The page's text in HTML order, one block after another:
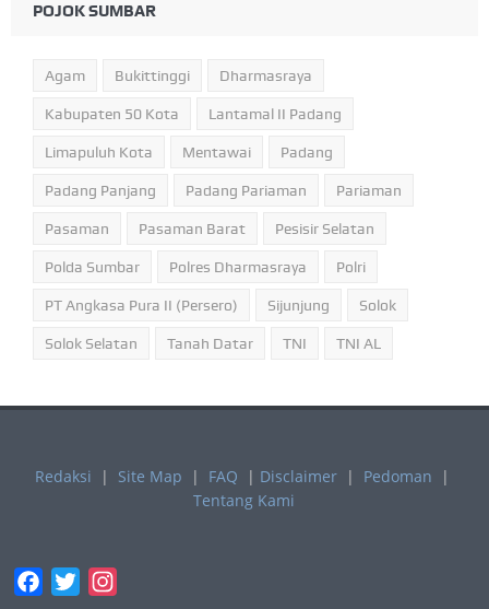
POJOK SUMBAR
Agam Bukittinggi Dharmasraya
Kabupaten 50 Kota Lantamal II Padang
Limapuluh Kota Mentawai Padang
Padang Panjang Padang Pariaman Pariaman
Pasaman Pasaman Barat Pesisir Selatan
Polda Sumbar Polres Dharmasraya Polri
PT Angkasa Pura II (Persero) Sijunjung Solok
Solok Selatan Tanah Datar TNI TNI AL
Redaksi | Site Map | FAQ | Disclaimer| Pedoman |
Tentang Kami
Facebook
Twitter